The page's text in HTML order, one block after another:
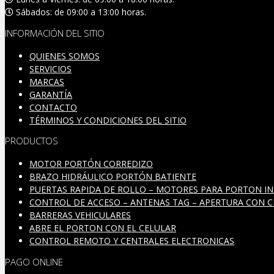
Sábados: de 09:00 a 13:00 horas.
INFORMACIÓN DEL SITIO
QUIENES SOMOS
SERVICIOS
MARCAS
GARANTÍA
CONTACTO
TÉRMINOS Y CONDICIONES DEL SITIO
PRODUCTOS
MOTOR PORTÓN CORREDIZO
BRAZO HIDRÁULICO PORTÓN BATIENTE
PUERTAS RAPIDA DE ROLLO – MOTORES PARA PORTON
CONTROL DE ACCESO – ANTENAS TAG – APERTURA CON
BARRERAS VEHICULARES
ABRE EL PORTON CON EL CELULAR
CONTROL REMOTO Y CENTRALES ELECTRONICAS
PAGO ONLINE